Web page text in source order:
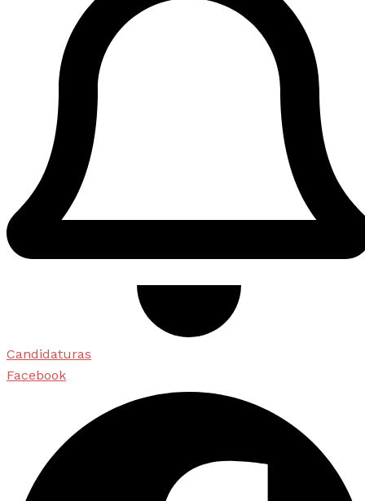
Candidaturas
Facebook